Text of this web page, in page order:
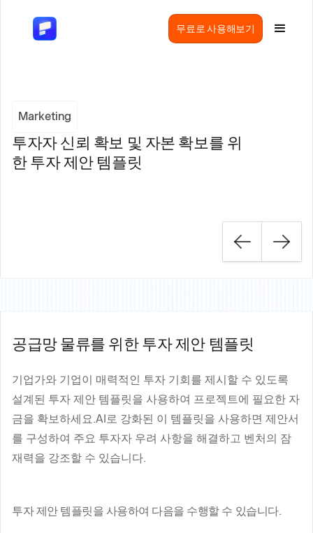
무료로 사용해보기
Marketing
투자자 신뢰 확보 및 자본 확보를 위
한 투자 제안 템플릿
공급망 물류를 위한 투자 제안 템플릿
기업가와 기업이 매력적인 투자 기회를 제시할 수 있도록
설계된 투자 제안 템플릿을 사용하여 프로젝트에 필요한 자
금을 확보하세요.AI로 강화된 이 템플릿을 사용하면 제안서
를 구성하여 주요 투자자 우려 사항을 해결하고 벤처의 잠
재력을 강조할 수 있습니다.
투자 제안 템플릿을 사용하여 다음을 수행할 수 있습니다.